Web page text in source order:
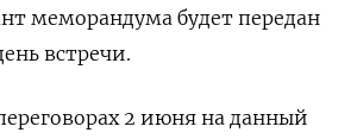
меморандума будет передан
встречи.
2 июня на данный